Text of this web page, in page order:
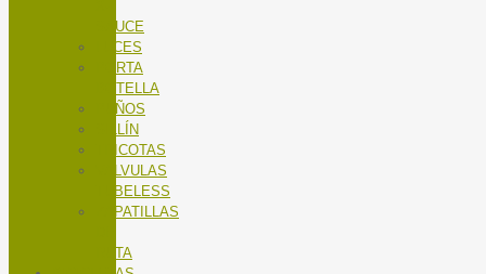
SAUCE
LUCES
PORTA
BOTELLA
PUÑOS
SILLÍN
TRICOTAS
VALVULAS
TUBELESS
ZAPATILLAS
RUTA